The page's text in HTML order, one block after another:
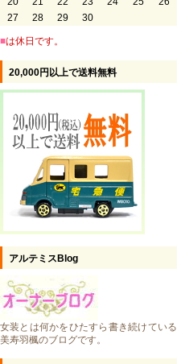
27
28 29 30
■は休日です。
20,000円以上で送料無料
アルテミスBlog
女装とは何かをひたすら書き続けている
美寿羽楓のブログです。